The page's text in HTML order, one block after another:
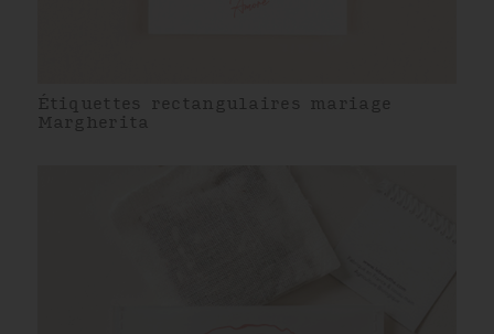
Étiquettes rectangulaires mariage
Margherita